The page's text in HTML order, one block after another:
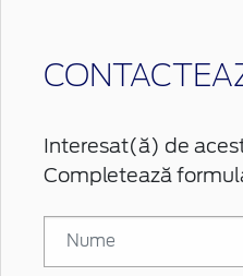
Interesat(ă) de
Completează